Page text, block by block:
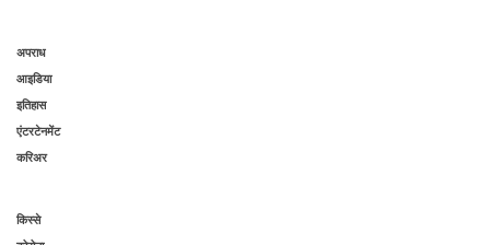
अपराध
आइडिया
इतिहास
एंटरटेनमेंट
करिअर
किस्से